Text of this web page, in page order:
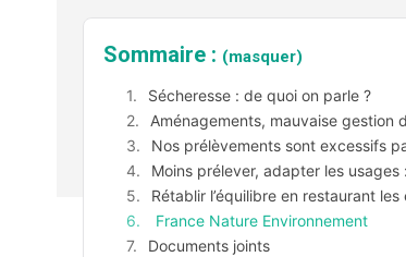
Sommaire : (masquer)
Sécheresse : de quoi on parle ?
Aménagements, mauvaise gestion
Nos prélèvements sont excessifs
Moins prélever, adapter les usages
Rétablir l’équilibre en restaurant
France Nature Environnement
Documents joints